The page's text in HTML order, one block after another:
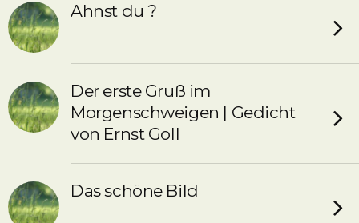
Ahnst du ?
Der erste Gruß im
Morgenschweigen | Gedicht
von Ernst Goll
Das schöne Bild